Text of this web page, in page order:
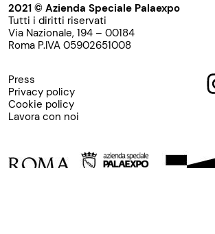
2021 © Azienda Speciale Palaexpo
Tutti i diritti riservati
Via Nazionale, 194 – 00184
Roma P.IVA 05902651008
Press
Privacy policy
Cookie policy
Lavora con noi